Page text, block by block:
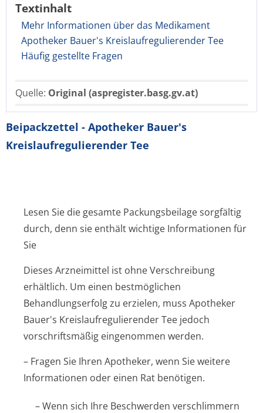
Textinhalt
Mehr Informationen über das Medikament
Apotheker Bauer's Kreislaufregulierender Tee
Häufig gestellte Fragen
Quelle: Original (aspregister.basg.gv.at)
Beipackzettel - Apotheker Bauer's
Kreislaufregulierender Tee
Lesen Sie die gesamte Packungsbeilage sorgfältig
durch, denn sie enthält wichtige Informationen für
Sie
Dieses Arzneimittel ist ohne Verschreibung
erhältlich. Um einen bestmöglichen
Behandlungserfolg zu erzielen, muss Apotheker
Bauer's Kreis­laufregulieren­der Tee jedoch
vorschriftsmäßig eingenommen werden.
– Fragen Sie Ihren Apotheker, wenn Sie weitere
Informationen oder einen Rat benötigen.
– Wenn sich Ihre Beschwerden verschlimmern